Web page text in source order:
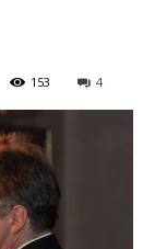
153 4